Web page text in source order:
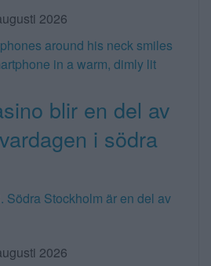
2026
blir en del av
i södra
Södra Stockholm är en del av
2026